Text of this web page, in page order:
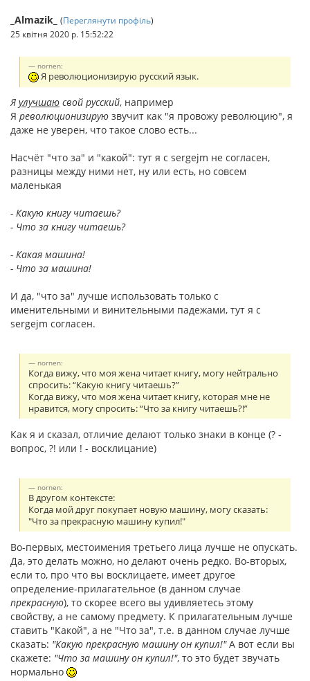
_Almazik_ (Переглянути профіль)
25 квітня 2020 р. 15:52:22
nornen:
Я революционизирую русский язык.
Я улучшаю свой русский, например
Я революционизирую звучит как "я провожу революцию", я
даже не уверен, что такое слово есть...
Насчёт "что за" и "какой": тут я с sergejm не согласен,
разницы между ними нет, ну или есть, но совсем
маленькая
- Какую книгу читаешь?
- Что за книгу читаешь?
- Какая машина!
- Что за машина!
И да, "что за" лучше использовать только с
именительными и винительными падежами, тут я с
sergejm согласен.
nornen:
Когда вижу, что моя жена читает книгу, могу нейтрально
спросить: “Какую книгу читаешь?”
Когда вижу, что моя жена читает книгу, которая мне не
нравится, могу спросить: “Что за книгу читаешь?!”
Как я и сказал, отличие делают только знаки в конце (? -
вопрос, ?! или ! - восклицание)
nornen:
В другом контексте:
Когда мой друг покупает новую машину, могу сказать:
"Что за прекрасную машину купил!"
Во-первых, местоимения третьего лица лучше не опускать.
Да, это делать можно, но делают очень редко. Во-вторых,
если то, про что вы восклицаете, имеет другое
определение-прилагательное (в данном случае
прекрасную), то скорее всего вы удивляетесь этому
свойству, а не самому предмету. К прилагательным лучше
ставить "Какой", а не "Что за", т.е. в данном случае лучше
сказать: "Какую прекрасную машину он купил!"А вот если вы
скажете: "Что за машину он купил!", то это будет звучать
нормально